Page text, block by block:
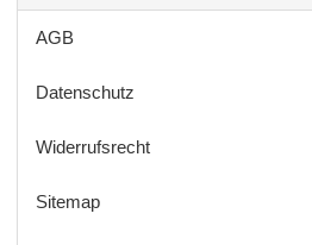
AGB
Datenschutz
Widerrufsrecht
Sitemap